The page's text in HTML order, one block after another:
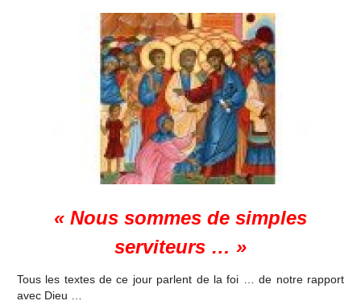
« Nous sommes de simples
serviteurs … »
Tous les textes de ce jour parlent de la foi … de notre rapport
avec Dieu …